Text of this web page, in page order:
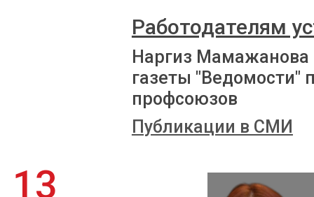
Работодателям
Наргиз Мамажанова
газеты "Ведомости"
профсоюзов
Публикации в СМИ
13